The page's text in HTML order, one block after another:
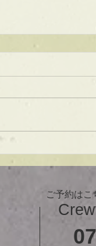
★ラインボブ【ぱ
で貴方だけのまと
メニューが決まらな
クーポンをご活用
ご予約はこ